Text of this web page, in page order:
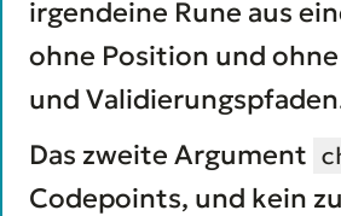
irgendeine Rune aus
ohne Position und
und
Das zweite Argument
Codepoints, und kein